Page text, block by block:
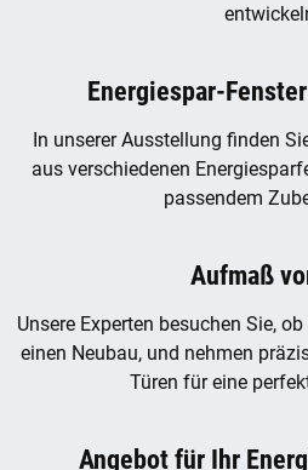
Energiespar-
In unserer Ausstellung finden
aus verschiedenen
passendem
Aufmaß
Unsere Experten besuchen Sie,
einen Neubau, und nehmen
Türen für eine
Angebot für Ihr
4,40 /
Blick